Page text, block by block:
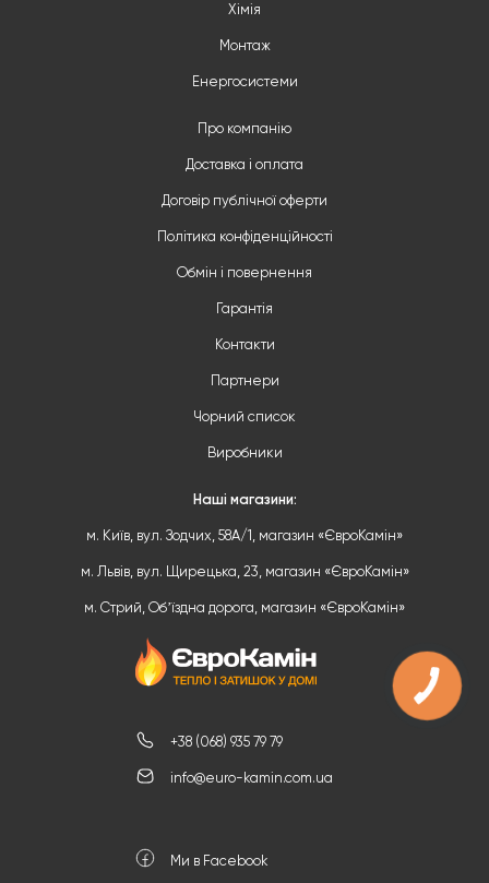
+38 (068) 935 79 79
info@euro-kamin.com.ua
Ми в Facebook
Хімія
Монтаж
Енергосистеми
Про компанію
Доставка і оплата
Договір публічної оферти
Політика конфіденційності
Обмін і повернення
Гарантія
Контакти
Партнери
Чорний список
Виробники
Наші магазини:
м. Київ, вул. Зодчих, 58А/1, магазин «ЄвроКамін»
м. Львів, вул. Щирецька, 23, магазин «ЄвроКамін»
м. Стрий, Обʼїздна дорога, магазин «ЄвроКамін»
КНОПКА
ЗВ'ЯЗКУ